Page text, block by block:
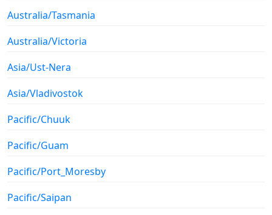
Australia/Tasmania
Australia/Victoria
Asia/Ust-Nera
Asia/Vladivostok
Pacific/Chuuk
Pacific/Guam
Pacific/Port_Moresby
Pacific/Saipan